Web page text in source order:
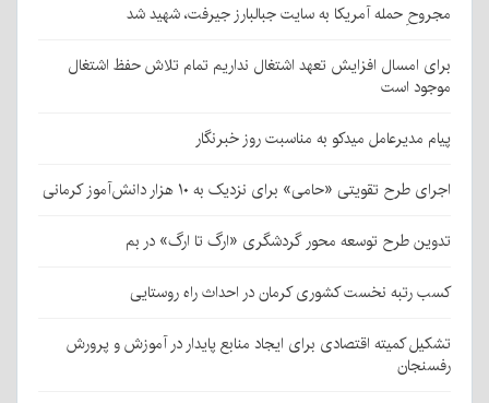
مجروحِ حمله آمریکا به سایت جبالبارز جیرفت، شهید شد
برای امسال افزایش تعهد اشتغال نداریم تمام تلاش حفظ اشتغال
موجود است
پیام مدیرعامل میدکو به مناسبت روز خبرنگار
اجرای طرح تقویتی «حامی» برای نزدیک به ۱۰ هزار دانش‌آموز کرمانی
تدوین طرح توسعه محور گردشگری «ارگ تا ارگ» در بم
کسب رتبه نخست کشوری کرمان در احداث راه روستایی
تشکیل کمیته اقتصادی برای ایجاد منابع پایدار در آموزش و پرورش
رفسنجان